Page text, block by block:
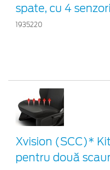
spate, cu 4
1935220
Xvision (SCC)*
pentru două